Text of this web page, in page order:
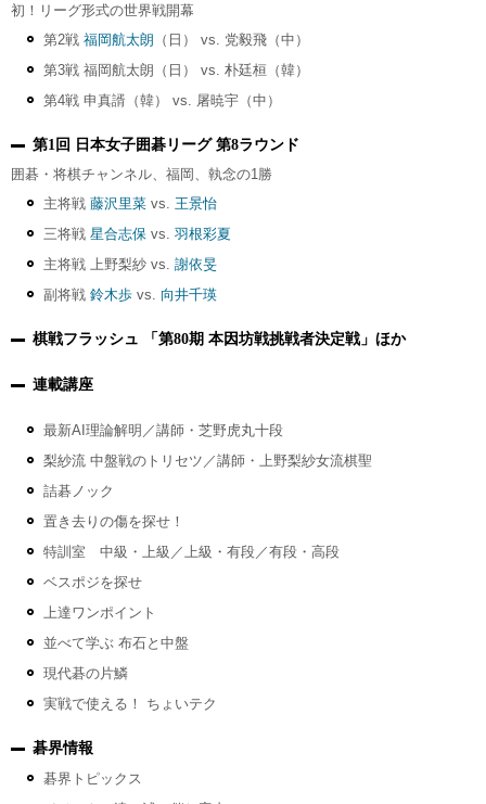
初！リーグ形式の世界戦開幕
第2戦 福岡航太朗 （日） vs. 党毅飛（中）
第3戦 福岡航太朗（日） vs. 朴廷桓（韓）
第4戦 申真諝（韓） vs. 屠暁宇（中）
第1回 日本女子囲碁リーグ 第8ラウンド
囲碁・将棋チャンネル、福岡、執念の1勝
主将戦 藤沢里菜 vs. 王景怡
三将戦 星合志保 vs. 羽根彩夏
主将戦 上野梨紗 vs. 謝依旻
副将戦 鈴木歩 vs. 向井千瑛
棋戦フラッシュ 「第80期 本因坊戦挑戦者決定戦」ほか
連載講座
最新AI理論解明／講師・芝野虎丸十段
梨紗流 中盤戦のトリセツ／講師・上野梨紗女流棋聖
詰碁ノック
置き去りの傷を探せ！
特訓室 中級・上級／上級・有段／有段・高段
ベスポジを探せ
上達ワンポイント
並べて学ぶ 布石と中盤
現代碁の片鱗
実戦で使える！ ちょいテク
碁界情報
碁界トピックス